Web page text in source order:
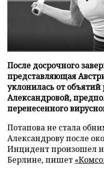
После досрочного
представляющая
уклонилась от
Александровой,
перенесенного
Потапова не стала
Александрову после
Инцидент произошел
Берлине, пишет